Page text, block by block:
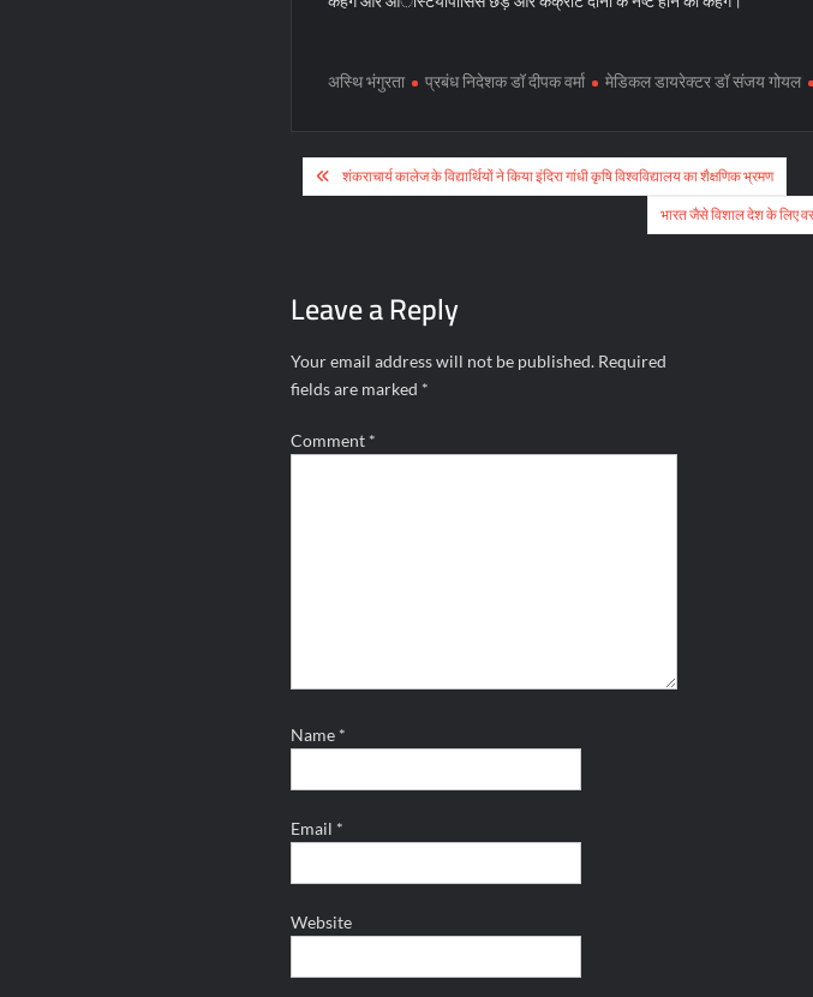
अस्थि भंगुरता प्रबंध निदेशक डॉ दीपक वर्मा मेडिकल डायरेक्टर डॉ संजय गोयल
Post
navigation
शंकराचार्य कालेज के विद्यार्थियों ने किया इंदिरा गांधी कृषि विश्वविद्यालय का शैक्षणिक भ्रमण
भारत जैसे विशाल देश के लिए
Leave a Reply
Your email address will not be published. Required
fields are marked *
Comment *
Name *
Email *
Website